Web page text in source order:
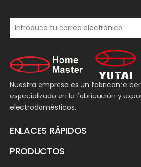
Nuestra empresa es un fabricante
especializado en la fabricación y
electrodomésticos.
ENLACES RÁPIDOS
PRODUCTOS